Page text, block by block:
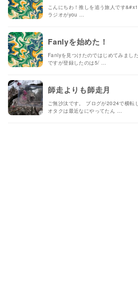
こんにちわ！推しを追う旅人です
ラジオがyou …
Fanlyを始めた！
Fanlyを見つけたのではじめてみまし
ですが登録したのは5/ …
師走よりも師走月
ご無沙汰です。 ブログが2024で横転
オタクは最近なにやってたん …